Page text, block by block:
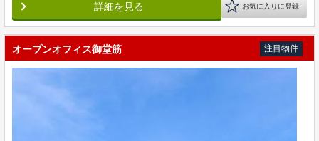
詳細を見る お気に入りに登録
オープンオフィス御堂筋 注目物件